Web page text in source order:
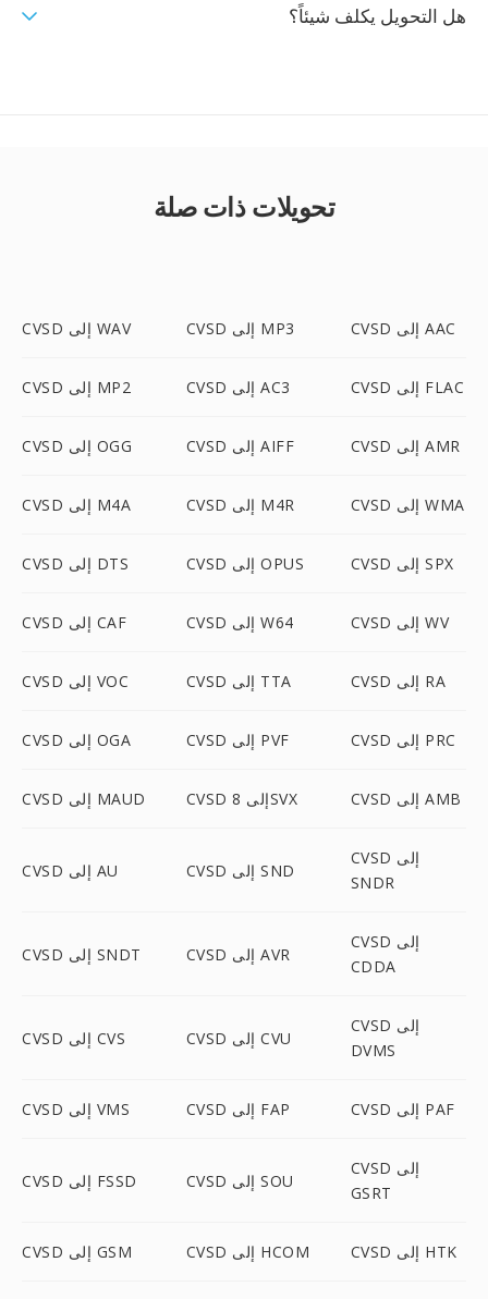
هل التحويل يكلف شيئاً؟
تحويلات ذات صلة
CVSD إلى WAV CVSD إلى MP3 CVSD إلى AAC
CVSD إلى MP2 CVSD إلى AC3 CVSD إلى FLAC
CVSD إلى OGG CVSD إلى AIFF CVSD إلى AMR
CVSD إلى M4A CVSD إلى M4R CVSD إلى WMA
CVSD إلى DTS CVSD إلى OPUS CVSD إلى SPX
CVSD إلى CAF CVSD إلى W64 CVSD إلى WV
CVSD إلى VOC CVSD إلى TTA CVSD إلى RA
CVSD إلى OGA CVSD إلى PVF CVSD إلى PRC
CVSD إلى MAUD CVSD إلى 8SVX CVSD إلى AMB
CVSD إلى AU CVSD إلى SND
CVSD إلى
SNDR
CVSD إلى SNDT CVSD إلى AVR
CVSD إلى
CDDA
CVSD إلى CVS CVSD إلى CVU
CVSD إلى
DVMS
CVSD إلى VMS CVSD إلى FAP CVSD إلى PAF
CVSD إلى FSSD CVSD إلى SOU
CVSD إلى
GSRT
CVSD إلى GSM CVSD إلى HCOM CVSD إلى HTK